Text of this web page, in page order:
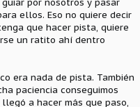
por nosotros y pasar
ellos. Eso no quiere decir
que hacer pista, quiere
un ratito ahí dentro
era nada de pista. También
paciencia conseguimos
a hacer más que paso,